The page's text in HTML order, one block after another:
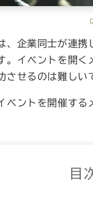
、企業同士が連携
。イベントを開く
させるのは難しい
ベントを開催す
目